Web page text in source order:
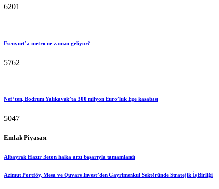
6201
Esenyurt’a metro ne zaman geliyor?
5762
Nef’ten, Bodrum Yalıkavak’ta 300 milyon Euro’luk Ege kasabası
5047
Emlak Piyasası
Albayrak Hazır Beton halka arzı başarıyla tamamlandı
Azimut Portföy, Mesa ve Quvars Invest’den Gayrimenkul Sektöründe Stratejik İş Birliği